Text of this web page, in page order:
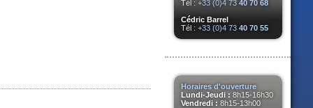
Tél : +33 (0)4 73 40 70 68
Cédric Barrel
Tél : +33 (0)4 73 40 70 55
Horaires d'ouverture
Lundi-Jeudi : 8h15-16h30
Vendredi : 8h15-13h00